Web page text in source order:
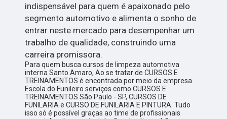
indispensável para quem é apaixonado pelo
segmento automotivo e alimenta o sonho de
entrar neste mercado para desempenhar um
trabalho de qualidade, construindo uma
carreira promissora.
Para quem busca cursos de limpeza automotiva
interna Santo Amaro, Ao se tratar de CURSOS E
TREINAMENTOS é encontrada por meio da empresa
Escola do Funileiro serviços como CURSOS E
TREINAMENTOS São Paulo - SP, CURSOS DE
FUNILARIA e CURSO DE FUNILARIA E PINTURA. Tudo
isso só é possível graças ao time de profissionais